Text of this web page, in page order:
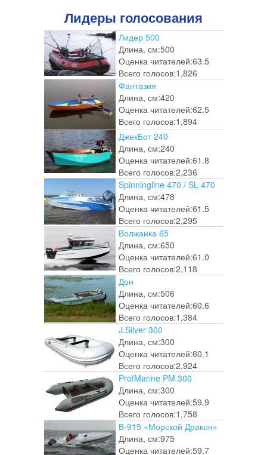
Лидеры голосования
Лидер 500
Длина, см:500
Оценка читателей:63.5
Всего голосов:1,826
Фантазия
Длина, см:420
Оценка читателей:62.5
Всего голосов:1,894
ДжекБот 240
Длина, см:240
Оценка читателей:61.8
Всего голосов:2,236
Spinningline 470 / SL 470
Длина, см:478
Оценка читателей:61.5
Всего голосов:2,295
Волжанка 65
Длина, см:650
Оценка читателей:61.0
Всего голосов:2,118
Дон
Длина, см:506
Оценка читателей:60.6
Всего голосов:1,384
J.Silver 300
Длина, см:300
Оценка читателей:60.1
Всего голосов:2,924
ProfMarine PM 300
Длина, см:300
Оценка читателей:59.9
Всего голосов:1,758
В-915 «Морской Дракон»
Длина, см:975
Оценка читателей:59.7